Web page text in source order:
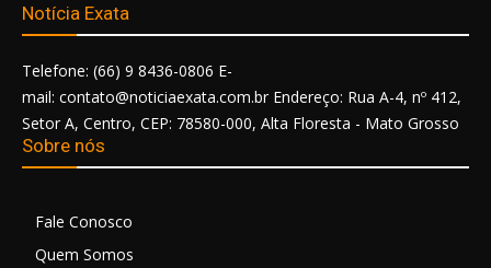
Notícia Exata
Telefone: (66) 9 8436-0806 E-
mail: contato@noticiaexata.com.br Endereço: Rua A-4, nº 412,
Setor A, Centro, CEP: 78580-000, Alta Floresta - Mato Grosso
Sobre nós
Fale Conosco
Quem Somos